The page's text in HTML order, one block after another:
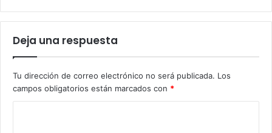
Deja una respuesta
Tu dirección de correo electrónico no será publicada. Los
campos obligatorios están marcados con *